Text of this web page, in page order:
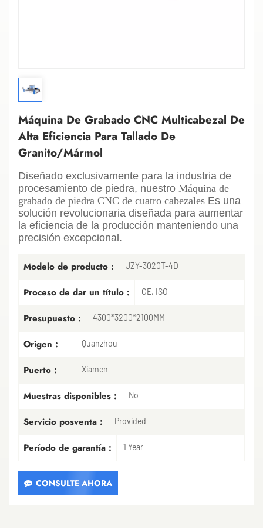
Máquina De Grabado CNC Multicabezal De
Alta Eficiencia Para Tallado De
Granito/mármol
Diseñado exclusivamente para la industria de
procesamiento de piedra, nuestro Máquina de
grabado de piedra CNC de cuatro cabezales Es una
solución revolucionaria diseñada para aumentar
la eficiencia de la producción manteniendo una
precisión excepcional.
Modelo de producto : JZY-3020T-4D
Proceso de dar un título : CE, ISO
Presupuesto : 4300*3200*2100MM
Origen : Quanzhou
Puerto : Xiamen
Muestras disponibles : No
Servicio posventa : Provided
Período de garantía : 1 Year
CONSULTE AHORA